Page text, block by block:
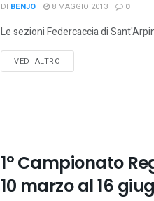
DI BENJO 8 MAGGIO 2013 0
Le sezioni Federcaccia di
VEDI ALTRO
1° Campionato
10 marzo al 16